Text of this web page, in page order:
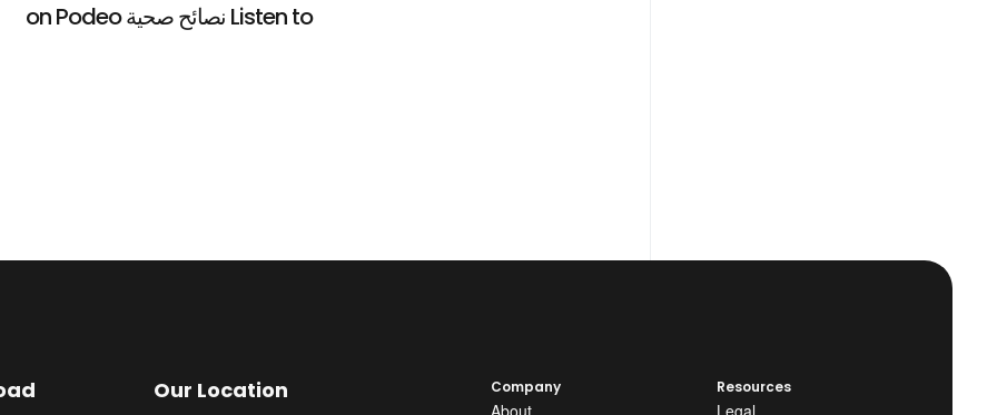
on Podeo نصائح صحية Listen to
Our Location Company
About
Resources
Legal